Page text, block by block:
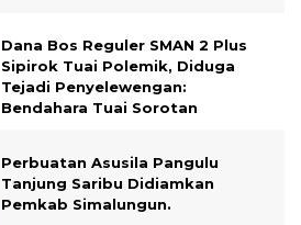
Dana Bos Reguler SMAN 2 Plus
Sipirok Tuai Polemik, Diduga
Tejadi Penyelewengan:
Bendahara Tuai Sorotan
Perbuatan Asusila Pangulu
Tanjung Saribu Didiamkan
Pemkab Simalungun.